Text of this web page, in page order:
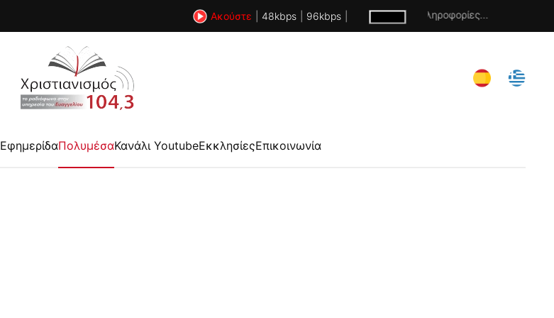
Ακούστε 48kbps 96kbps Χωρίς πληροφορίες...
ΕφημερίδαΠολυμέσαΚανάλι YoutubeΕκκλησίεςΕπικοινωνία